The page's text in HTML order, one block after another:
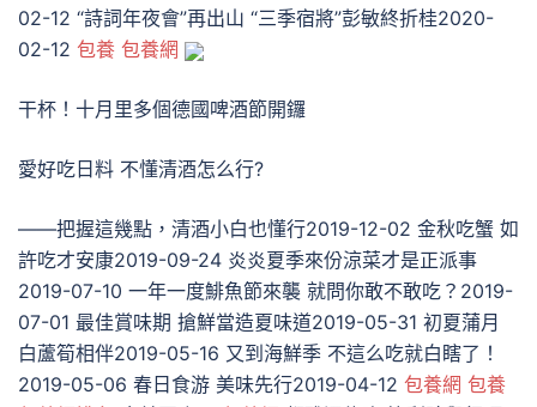
02-12 “詩詞年夜會”再出山 “三季宿將”彭敏終折桂2020-
02-12 包養 包養網
干杯！十月里多個德國啤酒節開鑼
愛好吃日料 不懂清酒怎么行?
——把握這幾點，清酒小白也懂行2019-12-02 金秋吃蟹 如
許吃才安康2019-09-24 炎炎夏季來份涼菜才是正派事
2019-07-10 一年一度鯡魚節來襲 就問你敢不敢吃？2019-
07-01 最佳賞味期 搶鮮當造夏味道2019-05-31 初夏蒲月
白蘆筍相伴2019-05-16 又到海鮮季 不這么吃就白瞎了！
2019-05-06 春日食游 美味先行2019-04-12 包養網 包養